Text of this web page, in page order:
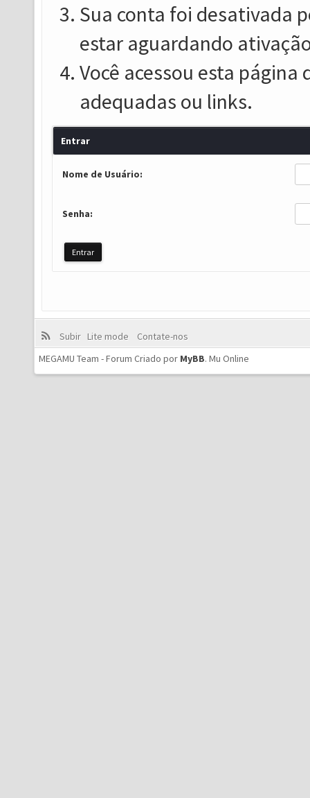
Sua conta foi desativada
estar aguardando
Você acessou esta
adequadas ou links.
Entrar
Nome de Usuário:
Senha:
Subir Lite mode
Contate-nos
MEGAMU Team - Forum Criado por MyBB. Mu Online